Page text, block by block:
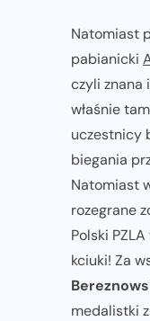
Natomiast
pabianicki
czyli znana
właśnie
uczestnicy
biegania
Natomiast
rozegrane
Polski
kciuki! Za
medalistki